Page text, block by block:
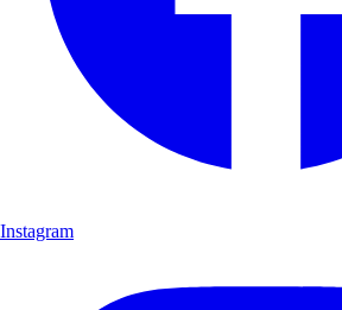
Instagram